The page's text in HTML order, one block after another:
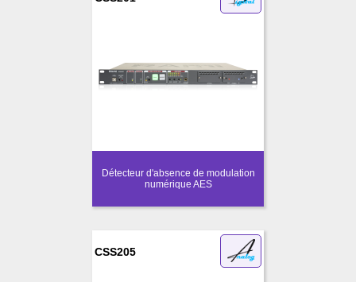
Détecteur d'absence de modulation
numérique AES
CSS205